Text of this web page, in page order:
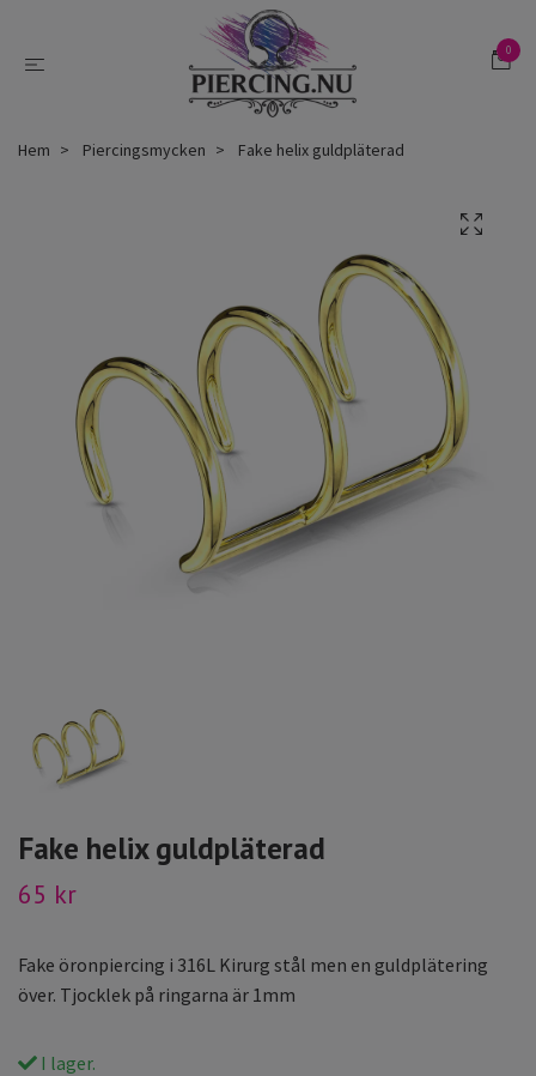
0
Hem Piercingsmycken Fake helix guldpläterad
Fake helix guldpläterad
65 kr
Fake öronpiercing i 316L Kirurg stål men en guldplätering
över. Tjocklek på ringarna är 1mm
I lager.